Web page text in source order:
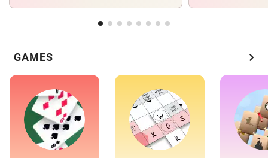
GAMES chevron_right